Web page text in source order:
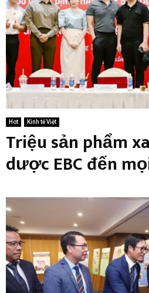
Hot Kinh tế Việt
Triệu sản phẩm
dược EBC đến